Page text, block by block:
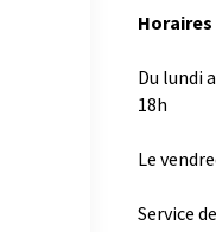
Du lundi
18h
Le
Service